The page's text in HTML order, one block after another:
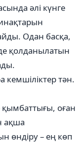
әлі күнге
Одан басқа,
қолданылатын
кемшіліктер тән.
оған
ақша
өндіру – ең көп